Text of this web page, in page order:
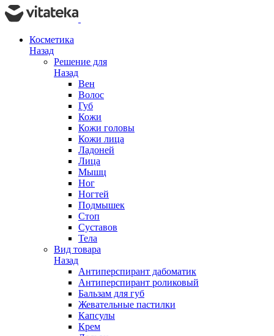
Косметика
Назад
Решение для
Назад
Вен
Волос
Губ
Кожи
Кожи головы
Кожи лица
Ладоней
Лица
Мышц
Ног
Ногтей
Подмышек
Стоп
Суставов
Тела
Вид товара
Назад
Антиперспирант дабоматик
Антиперспирант роликовый
Бальзам для губ
Жевательные пастилки
Капсулы
Крем